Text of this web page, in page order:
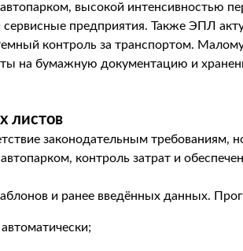
высокой интенсивностью
сервисные предприятия. Также ЭПЛ
контроль за транспортом.
на бумажную документацию и
листов
законодательным требованиям,
контроль затрат и
и ранее введённых данных.